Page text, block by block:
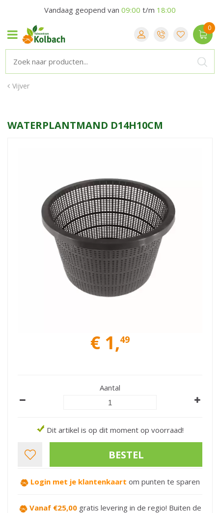
Vijver
Vandaag geopend van 09:00 t/m 18:00
WATERPLANTMAND D14H10CM
€ 1,49
Aantal
Dit artikel is op dit moment op voorraad!
Login met je klantenkaart om punten te sparen
Vanaf €25,00gratis levering in de regio! Buiten de